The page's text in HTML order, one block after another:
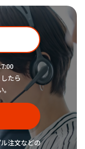
たら
注文などの